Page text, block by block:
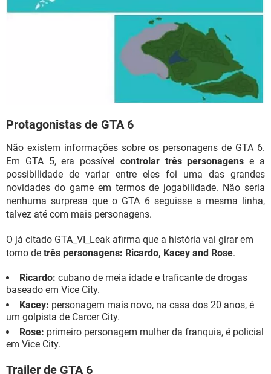
Protagonistas de GTA 6
Não existem informações sobre os personagens de GTA 6.
Em GTA 5, era possível controlar três personagens e a
possibilidade de variar entre eles foi uma das grandes
novidades do game em termos de jogabilidade. Não seria
nenhuma surpresa que o GTA 6 seguisse a mesma linha,
talvez até com mais personagens.
O já citado GTA_VI_Leak afirma que a história vai girar em
torno de três personagens: Ricardo, Kacey and Rose.
Ricardo: cubano de meia idade e traficante de drogas
baseado em Vice City.
Kacey: personagem mais novo, na casa dos 20 anos, é
um golpista de Carcer City.
Rose: primeiro personagem mulher da franquia, é policial
em Vice City.
Trailer de GTA 6